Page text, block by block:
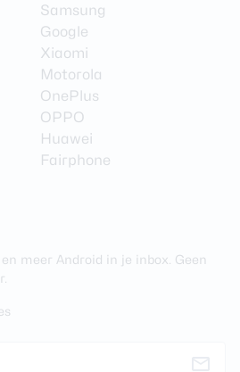
Samsung
Google
Xiaomi
Motorola
OnePlus
OPPO
Huawei
Fairphone
meer Android in je inbox. Geen